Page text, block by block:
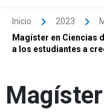
Inicio 2023
Magíster en Ciencias
a los estudiantes a